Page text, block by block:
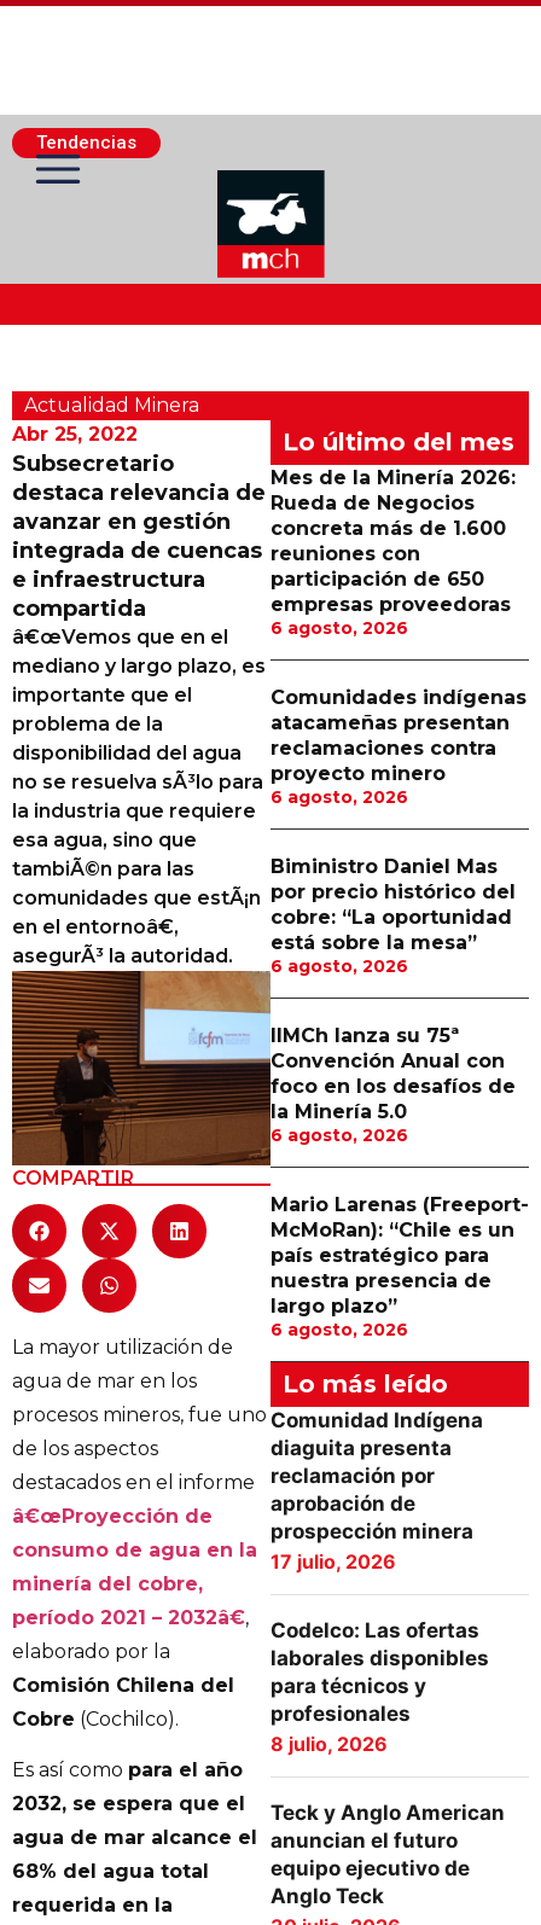
Tendencias
Actualidad Minera
Minería Superficie
Minerí­a Subterránea
Proveedores
Canal Digital
Columnas de Opinión
Designaciones
Calendario de Eventos
Revistas Digital
Siguenos
Actualidad Minera
Abr 25, 2022
Subsecretario
destaca relevancia de
avanzar en gestión
integrada de cuencas
e infraestructura
compartida
â€œVemos que en el
mediano y largo plazo, es
importante que el
problema de la
disponibilidad del agua
no se resuelva sÃ³lo para
la industria que requiere
esa agua, sino que
tambiÃ©n para las
comunidades que estÃ¡n
en el entornoâ€,
asegurÃ³ la autoridad.
COMPARTIR
La mayor utilización de
agua de mar en los
procesos mineros, fue uno
de los aspectos
destacados en el informe
â€œProyección de
consumo de agua en la
minería del cobre,
período 2021 – 2032â€,
elaborado por la
Comisión Chilena del
Cobre (Cochilco).
Es así como para el año
2032, se espera que el
agua de mar alcance el
68% del agua total
requerida en la
Lo último del mes
Mes de la Minería 2026:
Rueda de Negocios
concreta más de 1.600
reuniones con
participación de 650
empresas proveedoras
6 agosto, 2026
Comunidades indígenas
atacameñas presentan
reclamaciones contra
proyecto minero
6 agosto, 2026
Biministro Daniel Mas
por precio histórico del
cobre: “La oportunidad
está sobre la mesa”
6 agosto, 2026
IIMCh lanza su 75ª
Convención Anual con
foco en los desafíos de
la Minería 5.0
6 agosto, 2026
Mario Larenas (Freeport-
McMoRan): “Chile es un
país estratégico para
nuestra presencia de
largo plazo”
6 agosto, 2026
Lo más leído
Comunidad Indígena
diaguita presenta
reclamación por
aprobación de
prospección minera
17 julio, 2026
Codelco: Las ofertas
laborales disponibles
para técnicos y
profesionales
8 julio, 2026
Teck y Anglo American
anuncian el futuro
equipo ejecutivo de
Anglo Teck